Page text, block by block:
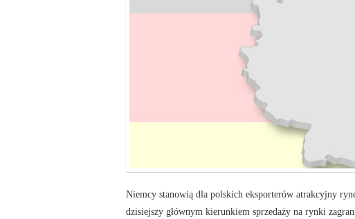
Niemcy stanowią dla polskich eksporterów atrakcyjny
dzisiejszy głównym kierunkiem sprzedaży na rynki